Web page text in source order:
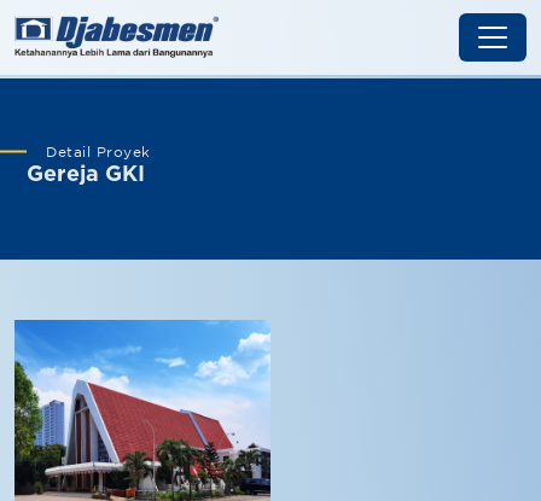
Detail Proyek
Gereja GKI